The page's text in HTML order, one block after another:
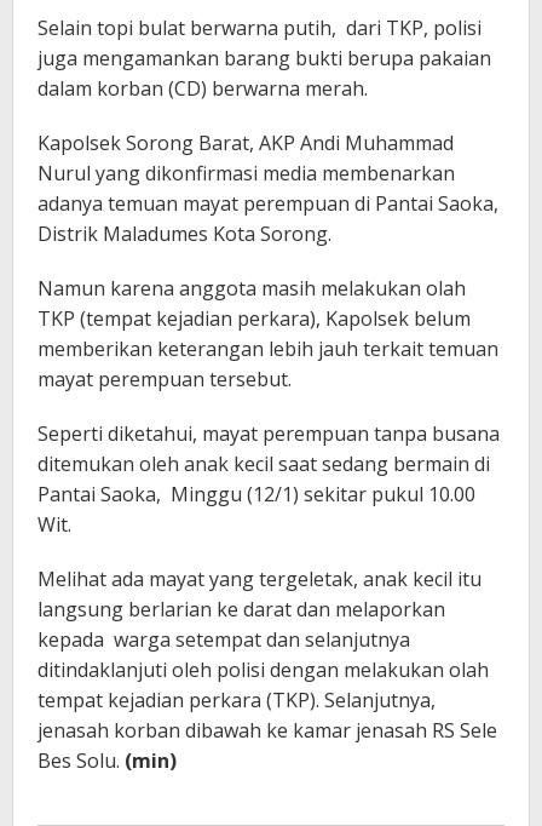
Selain topi bulat berwarna putih, dari TKP, polisi
juga mengamankan barang bukti berupa pakaian
dalam korban (CD) berwarna merah.
Kapolsek Sorong Barat, AKP Andi Muhammad
Nurul yang dikonfirmasi media membenarkan
adanya temuan mayat perempuan di Pantai Saoka,
Distrik Maladumes Kota Sorong.
Namun karena anggota masih melakukan olah
TKP (tempat kejadian perkara), Kapolsek belum
memberikan keterangan lebih jauh terkait temuan
mayat perempuan tersebut.
Seperti diketahui, mayat perempuan tanpa busana
ditemukan oleh anak kecil saat sedang bermain di
Pantai Saoka, Minggu (12/1) sekitar pukul 10.00
Wit.
Melihat ada mayat yang tergeletak, anak kecil itu
langsung berlarian ke darat dan melaporkan
kepada warga setempat dan selanjutnya
ditindaklanjuti oleh polisi dengan melakukan olah
tempat kejadian perkara (TKP). Selanjutnya,
jenasah korban dibawah ke kamar jenasah RS Sele
Bes Solu. (min)